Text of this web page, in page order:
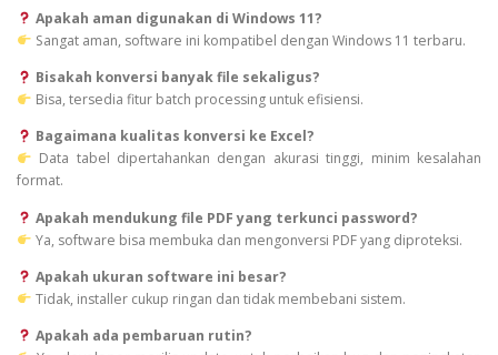
Apakah aman digunakan di Windows 11?
Sangat aman, software ini kompatibel dengan Windows 11 terbaru.
Bisakah konversi banyak file sekaligus?
Bisa, tersedia fitur batch processing untuk efisiensi.
Bagaimana kualitas konversi ke Excel?
Data tabel dipertahankan dengan akurasi tinggi, minim kesalahan
format.
Apakah mendukung file PDF yang terkunci password?
Ya, software bisa membuka dan mengonversi PDF yang diproteksi.
Apakah ukuran software ini besar?
Tidak, installer cukup ringan dan tidak membebani sistem.
Apakah ada pembaruan rutin?